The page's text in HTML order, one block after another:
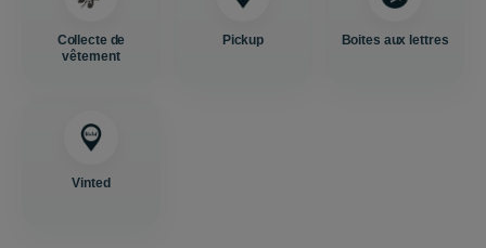
Collecte de
vêtement
Pickup Boites aux lettres
Vinted